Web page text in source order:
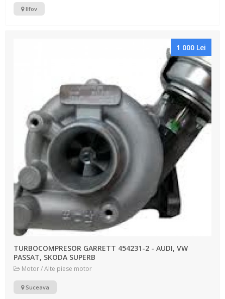
Ilfov
1 000 Lei
TURBOCOMPRESOR GARRETT 454231-2 - AUDI, VW
PASSAT, SKODA SUPERB
Motor / Alte piese motor
Suceava